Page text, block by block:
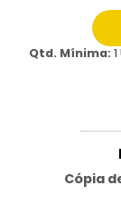
Qtd. Mínima:
Cópia